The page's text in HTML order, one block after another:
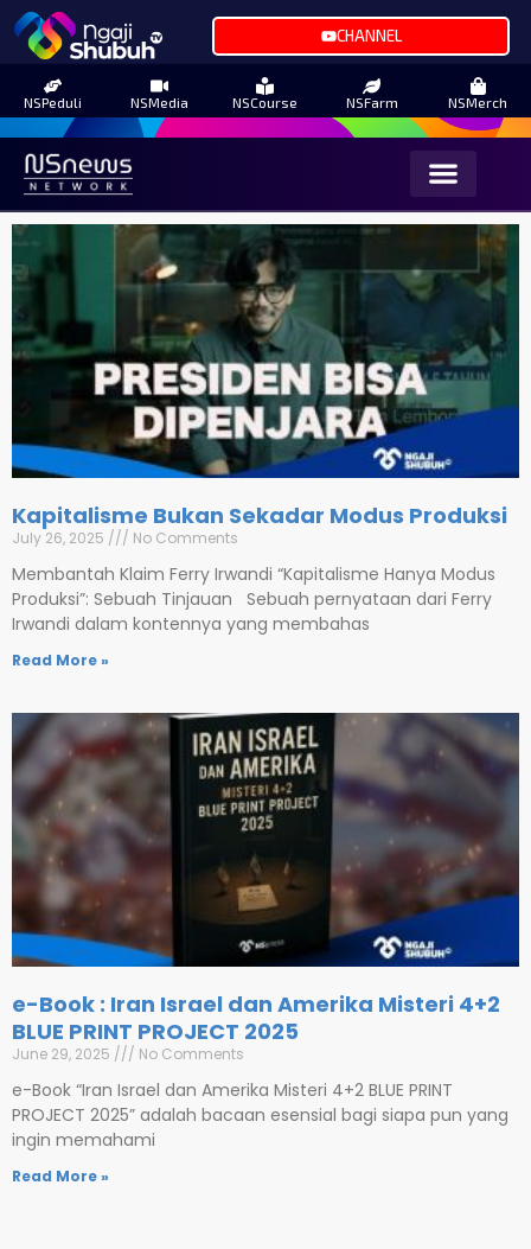
CHANNEL
NSPeduli NSMedia NSCourse NSFarm NSMerch
Kapitalisme Bukan Sekadar Modus Produksi
July 26, 2025 No Comments
Membantah Klaim Ferry Irwandi “Kapitalisme Hanya Modus
Produksi”: Sebuah Tinjauan Sebuah pernyataan dari Ferry
Irwandi dalam kontennya yang membahas
Read More »
e-Book : Iran Israel dan Amerika Misteri 4+2
BLUE PRINT PROJECT 2025
June 29, 2025 No Comments
e-Book “Iran Israel dan Amerika Misteri 4+2 BLUE PRINT
PROJECT 2025” adalah bacaan esensial bagi siapa pun yang
ingin memahami
Read More »